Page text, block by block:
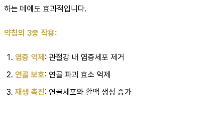
하는 데에도 효과적입니다.
약침의 3중 작용:
염증 억제 : 관절강 내 염증세포 제거
연골 보호: 연골 파괴 효소 억제
재생 촉진: 연골세포와 활액 생성 증가